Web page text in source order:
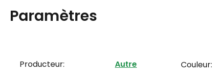
Paramètres
Producteur: Autre Couleur: